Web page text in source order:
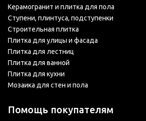
Керамогранит и плитка для пола
Ступени, плинтуса, подступенки
Строительная плитка
Плитка для улицы и фасада
Плитка для лестниц
Плитка для ванной
Плитка для кухни
Мозаика для стен и пола
Помощь покупателям